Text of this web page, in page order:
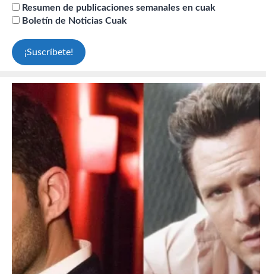
Resumen de publicaciones semanales en cuak
Boletín de Noticias Cuak